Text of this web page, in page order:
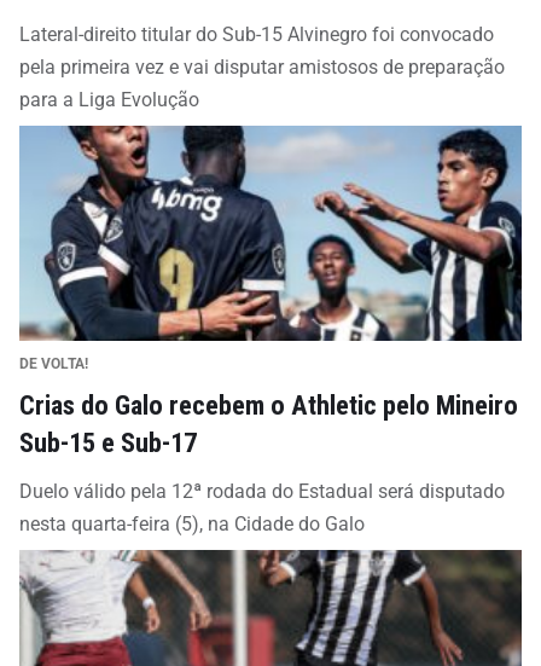
Lateral-direito titular do Sub-15 Alvinegro foi convocado
pela primeira vez e vai disputar amistosos de preparação
para a Liga Evolução
DE VOLTA!
Crias do Galo recebem o Athletic pelo Mineiro
Sub-15 e Sub-17
Duelo válido pela 12ª rodada do Estadual será disputado
nesta quarta-feira (5), na Cidade do Galo